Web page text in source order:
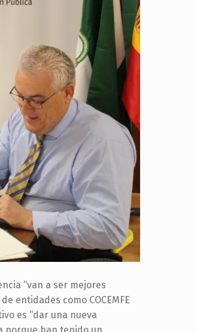
“van a ser mejores
entidades como COCEMFE
es “dar una nueva
porque han tenido un